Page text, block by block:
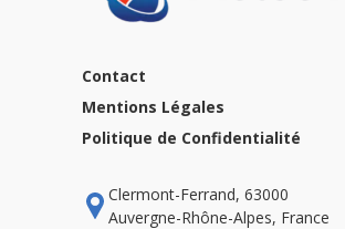
Contact
Mentions Légales
Politique de Confidentialité
Clermont-Ferrand, 63000
Auvergne-Rhône-Alpes, France